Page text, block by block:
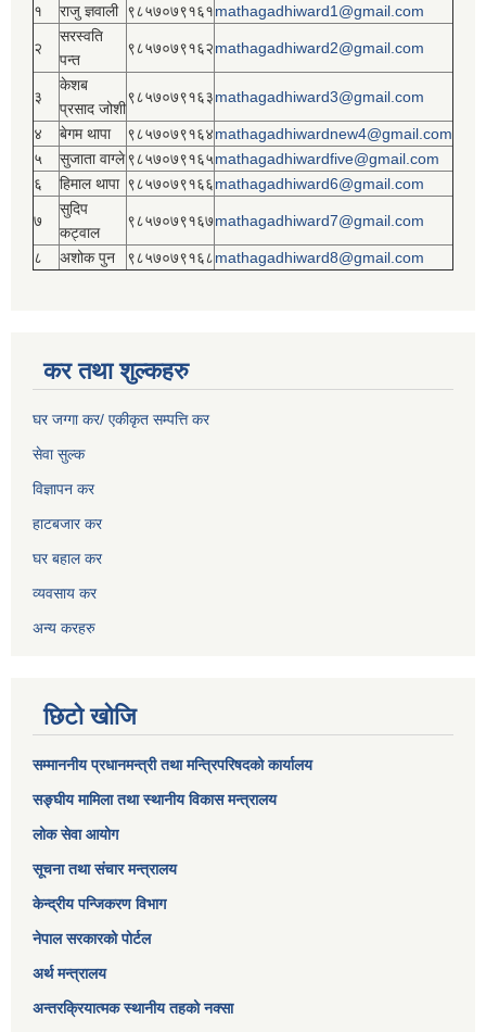
१ राजु ज्ञवाली ९८५७०७९१६१mathagadhiward1@gmail.com
२
सरस्वति
पन्त
९८५७०७९१६२mathagadhiward2@gmail.com
३
केशब
प्रसाद जोशी
९८५७०७९१६३mathagadhiward3@gmail.com
४ बेगम थापा ९८५७०७९१६४mathagadhiwardnew4@gmail.com
५
सुजाता वाग्ले९८५७०७९१६५mathagadhiwardfive@gmail.com
६
हिमाल थापा ९८५७०७९१६६mathagadhiward6@gmail.com
७
सुदिप
कट्वाल
९८५७०७९१६७mathagadhiward7@gmail.com
८ अशोक पुन ९८५७०७९१६८mathagadhiward8@gmail.com
कर तथा शुल्कहरु
घर जग्गा कर/ एकीकृत सम्पत्ति कर
सेवा सुल्क
विज्ञापन कर
हाटबजार कर
घर बहाल कर
व्यवसाय कर
अन्य करहरु
छिटो खोजि
सम्माननीय प्रधानमन्त्री तथा मन्त्रिपरिषद‌को कार्यालय
सङ्घीय मामिला तथा स्थानीय विकास मन्त्रालय
लोक सेवा आयोग
सूचना तथा संचार मन्त्रालय
केन्द्रीय पन्जिकरण विभाग
नेपाल सरकारको पोर्टल
अर्थ मन्त्रालय
अन्तरक्रियात्मक स्थानीय तहको नक्सा